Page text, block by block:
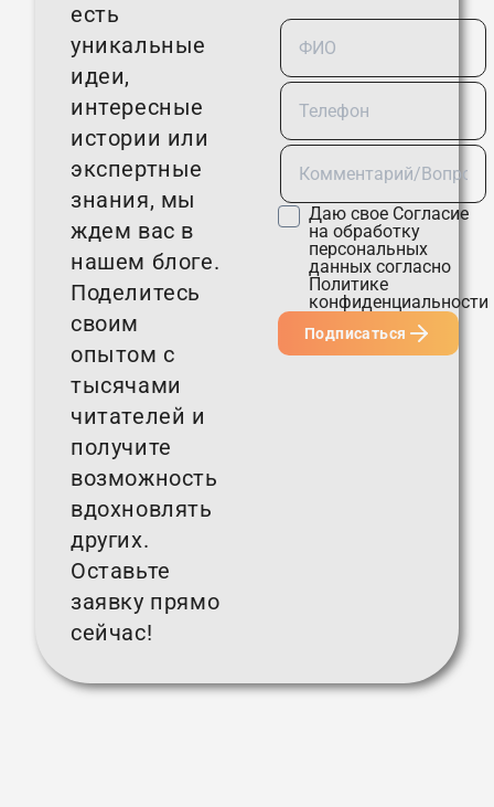
есть
уникальные
идеи,
интересные
истории или
экспертные
знания, мы
ждем вас в
нашем блоге.
Поделитесь
своим
опытом с
тысячами
читателей и
получите
возможность
вдохновлять
других.
Оставьте
заявку прямо
сейчас!
Даю свое Согласие
на обработку
персональных
данных согласно
Политике
конфиденциальности
Подписаться